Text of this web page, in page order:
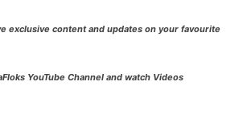
exclusive content and updates on your favourite
YouTube Channel and watch Videos